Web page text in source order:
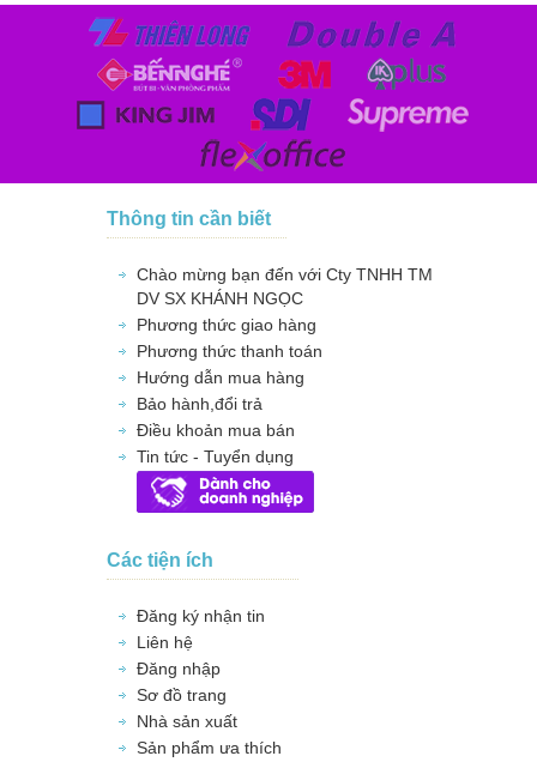
Thông tin cần biết
Chào mừng bạn đến với Cty TNHH TM
DV SX KHÁNH NGỌC
Phương thức giao hàng
Phương thức thanh toán
Hướng dẫn mua hàng
Bảo hành,đổi trả
Điều khoản mua bán
Tin tức - Tuyển dụng
Các tiện ích
Đăng ký nhận tin
Liên hệ
Đăng nhập
Sơ đồ trang
Nhà sản xuất
Sản phẩm ưa thích